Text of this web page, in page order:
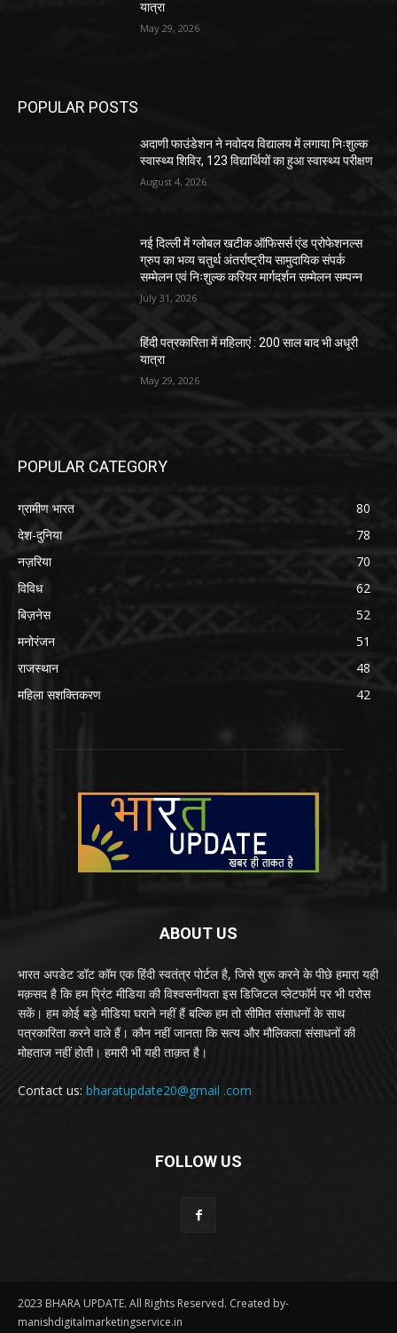
यात्रा
May 29, 2026
POPULAR POSTS
अदाणी फाउंडेशन ने नवोदय विद्यालय में लगाया निःशुल्क
स्वास्थ्य शिविर, 123 विद्यार्थियों का हुआ स्वास्थ्य परीक्षण
August 4, 2026
नई दिल्ली में ग्लोबल खटीक ऑफिसर्स एंड प्रोफेशनल्स
ग्रुप का भव्य चतुर्थ अंतर्राष्ट्रीय सामुदायिक संपर्क
सम्मेलन एवं निःशुल्क करियर मार्गदर्शन सम्मेलन सम्पन्न
July 31, 2026
हिंदी पत्रकारिता में महिलाएं : 200 साल बाद भी अधूरी
यात्रा
May 29, 2026
POPULAR CATEGORY
ग्रामीण भारत
80
देश-दुनिया
78
नज़रिया
70
विविध
62
बिज़नेस
52
मनोरंजन
51
राजस्थान
48
महिला सशक्तिकरण
42
ABOUT US
भारत अपडेट डॉट कॉम एक हिंदी स्वतंत्र पोर्टल है, जिसे शुरू करने के पीछे हमारा यही
मक़सद है कि हम प्रिंट मीडिया की विश्वसनीयता इस डिजिटल प्लेटफॉर्म पर भी परोस
सकें। हम कोई बड़े मीडिया घराने नहीं हैं बल्कि हम तो सीमित संसाधनों के साथ
पत्रकारिता करने वाले हैं। कौन नहीं जानता कि सत्य और मौलिकता संसाधनों की
मोहताज नहीं होती। हमारी भी यही ताक़त है।
Contact us: bharatupdate20@gmail .com
FOLLOW US
2023 BHARA UPDATE. All Rights Reserved. Created by-
manishdigitalmarketingservice.in